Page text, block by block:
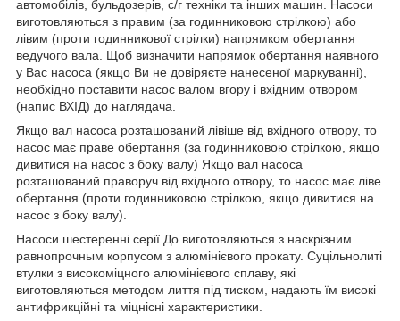
автомобілів, бульдозерів, с/г техніки та інших машин. Насоси
виготовляються з правим (за годинниковою стрілкою) або
лівим (проти годинникової стрілки) напрямком обертання
ведучого вала. Щоб визначити напрямок обертання наявного
у Вас насоса (якщо Ви не довіряєте нанесеної маркуванні),
необхідно поставити насос валом вгору і вхідним отвором
(напис ВХІД) до наглядача.
Якщо вал насоса розташований лівіше від вхідного отвору, то
насос має праве обертання (за годинниковою стрілкою, якщо
дивитися на насос з боку валу) Якщо вал насоса
розташований праворуч від вхідного отвору, то насос має ліве
обертання (проти годинниковою стрілкою, якщо дивитися на
насос з боку валу).
Насоси шестеренні серії До виготовляються з наскрізним
равнопрочным корпусом з алюмінієвого прокату. Суцільнолиті
втулки з високоміцного алюмінієвого сплаву, які
виготовляються методом лиття під тиском, надають їм високі
антифрикційні та міцнісні характеристики.